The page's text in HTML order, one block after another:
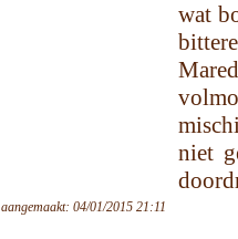
wat
niet
aangemaakt: 04/01/2015 21:11